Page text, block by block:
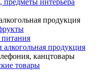
интерьера
продукция
алкогольная продукция
канцтовары
товары